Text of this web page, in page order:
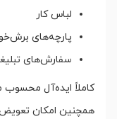
لباس کار
پارچه‌های
سفارش‌های
کاملاً ایده‌آل
همچنین امکان تعویض